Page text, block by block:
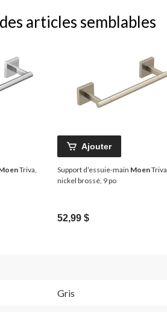
articles semblables
Triva,
Ajouter
Support d’essuie-main MoenTriva,
nickel brossé, 9 po
52,99 $
Gris